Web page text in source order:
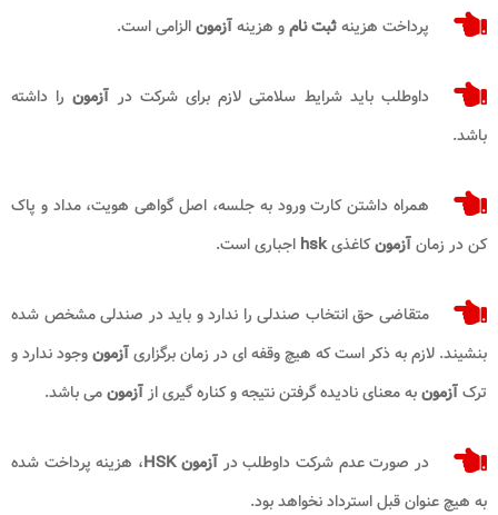
پرداخت هزینهثبت نامو هزینهآزمونالزامی است.
داوطلب باید شرایط سلامتی لازم برای شرکت در آزمون را داشته
باشد.
همراه داشتن کارت ورود به جلسه، اصل گواهی هویت، مداد و پاک
کن در زمانآزمونکاغذیhsk اجباری است.
متقاضی حق انتخاب صندلی را ندارد و باید در صندلی مشخص شده
بنشیند. لازم به ذکر است که هیچ وقفه ای در زمان برگزاریآزمونوجود ندارد و
ترکآزمونبه معنای نادیده گرفتن نتیجه و کناره گیری ازآزمونمی باشد.
در صورت عدم شرکت داوطلب درآزمونHSK، هزینه پرداخت شده
به هیچ عنوان قبل استرداد نخواهد بود.